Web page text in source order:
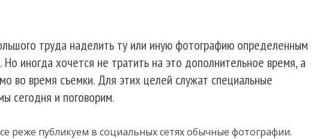
труда наделить ту или иную фотографию определенным
иногда хочется не тратить на это дополнительное время, а
во время съемки. Для этих целей служат специальные
сегодня и поговорим.
реже публикуем в социальных сетях обычные фотографии.